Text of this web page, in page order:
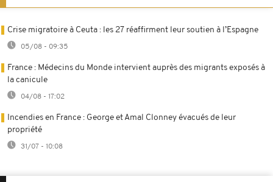
Crise migratoire à Ceuta : les 27 réaffirment leur soutien à l’Espagne
05/08 - 09:35
France : Médecins du Monde intervient auprès des migrants exposés à
la canicule
04/08 - 17:02
Incendies en France : George et Amal Clonney évacués de leur
propriété
31/07 - 10:08